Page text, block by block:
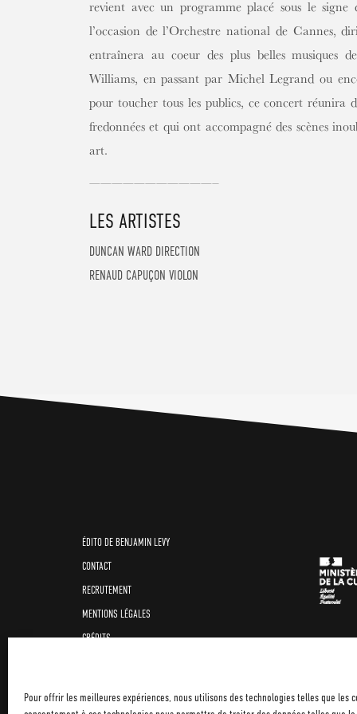
Pour offrir les meilleures expériences, nous utilisons des technologies telles que
revient avec un programme placé sous le
l’occasion de l’Orchestre national de Cannes,
entraînera au coeur des plus belles musiques
Williams, en passant par Michel Legrand ou
pour toucher tous les publics, ce concert réunira
fredonnées et qui ont accompagné des scènes
art.
———————————–
LES ARTISTES
DUNCAN WARD DIRECTION
RENAUD CAPUÇON VIOLON
ÉDITO DE BENJAMIN LEVY
CONTACT
RECRUTEMENT
MENTIONS LÉGALES
CRÉDITS